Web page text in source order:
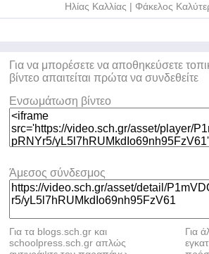
Ηλίας Καλλίας | Φάκελος
Για να μπορέσετε να αποθηκεύσετε
βίντεο απαιτείται πρώτα να συνδεθείτε
Ενσωμάτωση βίντεο
Άμεσος σύνδεσμος
Για τα blogs.sch.gr και
schoolpress.sch.gr απλώς
Για